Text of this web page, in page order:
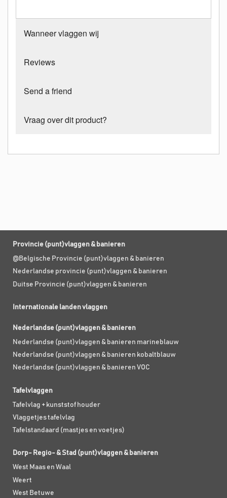
Wanneer vlaggen wij
Reviews
Send a friend
Vraag over dit product?
Provincie (punt)vlaggen & banieren
@Belgische Provincie (punt)vlaggen & banieren
Nederlandse provincie (punt)vlaggen & banieren
Duitse Provincie (punt)vlaggen & banieren
Internationale landen vlaggen
Nederlandse (punt)vlaggen & banieren
Nederlandse (punt)vlaggen & banieren marineblauw
Nederlandse (punt)vlaggen & banieren kobaltblauw
Nederlandse (punt)vlaggen & banieren VOC
Tafelvlaggen
Tafelvlag + kunststof houder
Vlaggetjes tafelvlag
Tafelstandaard (mastjes en voetjes)
Dorp- Regio- & Stad (punt)vlaggen & banieren
West Maas en Waal
Weert
West Betuwe